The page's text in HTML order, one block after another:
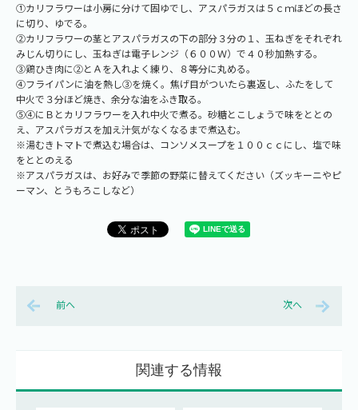
①カリフラワーは小房に分けて固ゆでし、アスパラガスは５ｃｍほどの長さ
に切り、ゆでる。
②カリフラワーの茎とアスパラガスの下の部分３分の１、玉ねぎをそれぞれ
みじん切りにし、玉ねぎは電子レンジ（６００Ｗ）で４０秒加熱する。
③鶏ひき肉に②とＡを入れよく練り、８等分に丸める。
④フライパンに油を熱し③を焼く。焦げ目がついたら裏返し、ふたをして
中火で３分ほど焼き、余分な油をふき取る。
⑤④にＢとカリフラワーを入れ中火で煮る。砂糖とこしょうで味をととの
え、アスパラガスを加え汁気がなくなるまで煮込む。
※湯むきトマトで煮込む場合は、コンソメスープを１００ｃｃにし、塩で味
をととのえる
※アスパラガスは、お好みで季節の野菜に替えてください（ズッキーニやピ
ーマン、とうもろこしなど）
前へ 次へ
関連する情報